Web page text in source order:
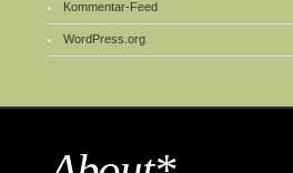
Kommentar-Feed
WordPress.org